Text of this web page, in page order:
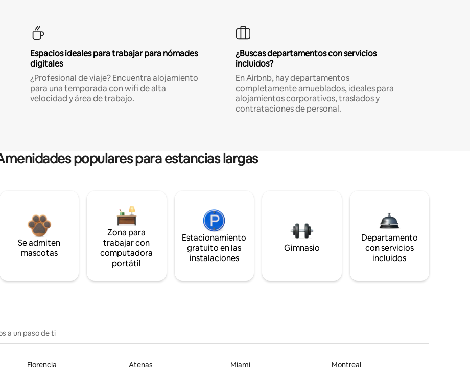
Espacios ideales para trabajar para nómades
digitales
¿Profesional de viaje? Encuentra alojamiento
para una temporada con wifi de alta
velocidad y área de trabajo.
¿Buscas departamentos con servicios
incluidos?
En Airbnb, hay departamentos
completamente amueblados, ideales para
alojamientos corporativos, traslados y
contrataciones de personal.
populares para estancias largas
Se admiten
mascotas
Zona para
trabajar con
computadora
portátil
Estacionamiento
gratuito en las
instalaciones
Gimnasio
Departamento
con servicios
incluidos
a un paso de ti
Florencia Atenas Miami Montreal